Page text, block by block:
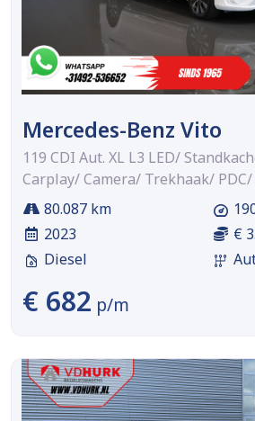
Mercedes-Benz Vito
119 CDI Aut. XL L3 LED/
Carplay/ Camera/ Trekhaak/
80.087 km
2023
Diesel
€
€ 682 p/m